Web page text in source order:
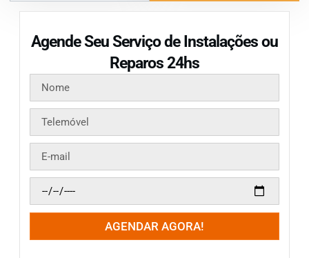
Agende Seu Serviço de Instalações ou
Reparos 24hs
AGENDAR AGORA!